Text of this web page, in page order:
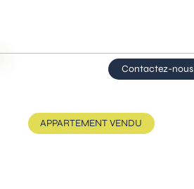
Contactez-nous
APPARTEMENT VENDU